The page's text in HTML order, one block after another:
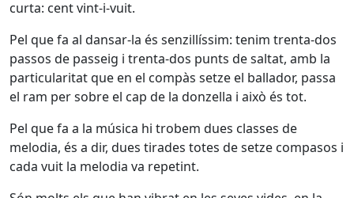
curta: cent vint-i-vuit.
Pel que fa al dansar-la és senzillíssim: tenim trenta-dos
passos de passeig i trenta-dos punts de saltat, amb la
particularitat que en el compàs setze el ballador, passa
el ram per sobre el cap de la donzella i això és tot.
Pel que fa a la música hi trobem dues classes de
melodia, és a dir, dues tirades totes de setze compasos i
cada vuit la melodia va repetint.